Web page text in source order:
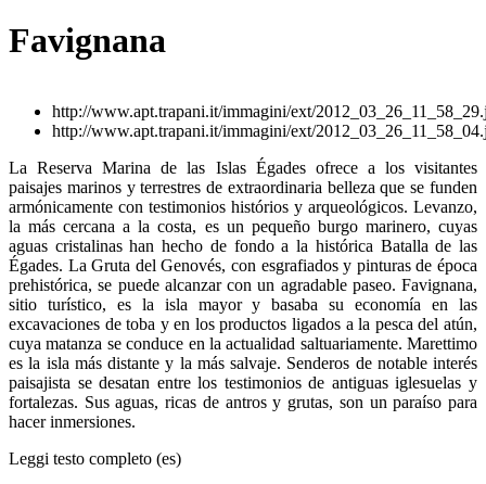
Favignana
http://www.apt.trapani.it/immagini/ext/
http://www.apt.trapani.it/immagini/ext/
La Reserva Marina de las Islas Égades ofrece a los visitantes
paisajes marinos y terrestres de extraordinaria belleza que se funden
armónicamente con testimonios histórios y arqueológicos. Levanzo,
la más cercana a la costa, es un pequeño burgo marinero, cuyas
aguas cristalinas han hecho de fondo a la histórica Batalla de las
Égades. La Gruta del Genovés, con esgrafiados y pinturas de época
prehistórica, se puede alcanzar con un agradable paseo. Favignana,
sitio turístico, es la isla mayor y basaba su economía en las
excavaciones de toba y en los productos ligados a la pesca del atún,
cuya matanza se conduce en la actualidad saltuariamente. Marettimo
es la isla más distante y la más salvaje. Senderos de notable interés
paisajista se desatan entre los testimonios de antiguas iglesuelas y
fortalezas. Sus aguas, ricas de antros y grutas, son un paraíso para
hacer inmersiones.
Leggi testo completo (es)